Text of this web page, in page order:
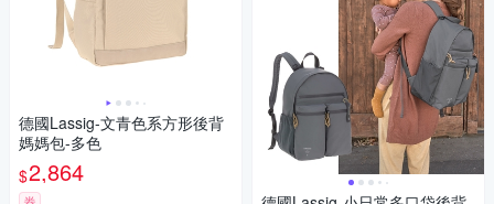
德國Lassig-文青色系方形後背
媽媽包-多色
$2,864